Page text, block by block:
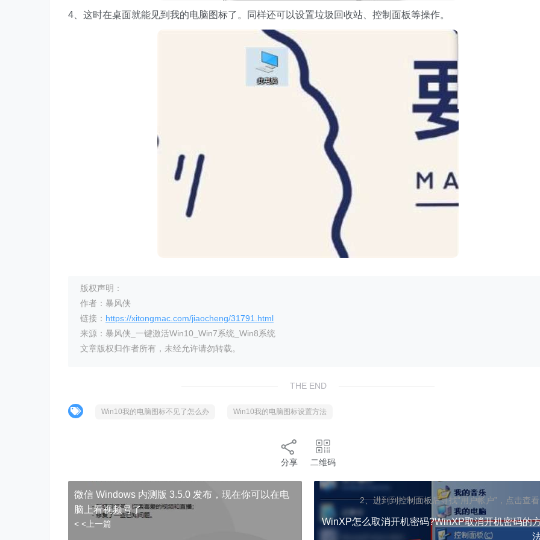
4、这时在桌面就能见到我的电脑图标了。同样还可以设置垃圾回收站、控制面板等操作。
版权声明：
作者：暴风侠
链接： https://xitongmac.com/jiaocheng/31791.html
来源：暴风侠_一键激活Win10_Win7系统_Win8系统
文章版权归作者所有，未经允许请勿转载。
THE END
Win10我的电脑图标不见了怎么办 Win10我的电脑图标设置方法
分享 二维码
微信 Windows 内测版 3.5.0 发布，现在你可以在电
脑上看视频号了
< <上一篇
2、进到到控制面板后寻找“用户帐户”，点击查
WinXP怎么取消开机密码?WinXP取消开机密码的